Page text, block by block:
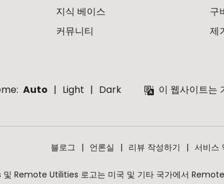
지식 베이스
커뮤니티
구
제
Auto Light Dark
이 웹사이트는
블로그 언론실 리뷰 작성하기 서비스
Remote Utilities 로고는 미국 및 기타 국가에서